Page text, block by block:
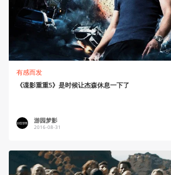
有感而发
《谍影重重5》是时候让杰森休息一下了
游园梦影
2016-08-31